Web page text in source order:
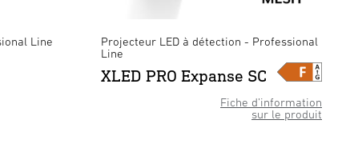
Line
Fiche d’information
sur le produit
Projecteur LED à détection - Professional
Line
XLED PRO Expanse SC